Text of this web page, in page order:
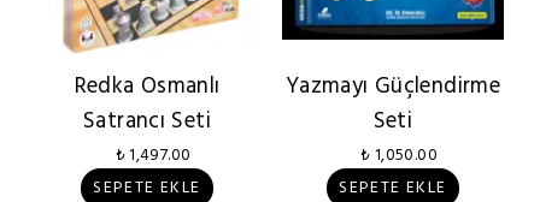
Redka Osmanlı
Satrancı Seti
₺ 1,497.00
SEPETE EKLE
Yazmayı Güçlendirme
Seti
₺ 1,050.00
SEPETE EKLE